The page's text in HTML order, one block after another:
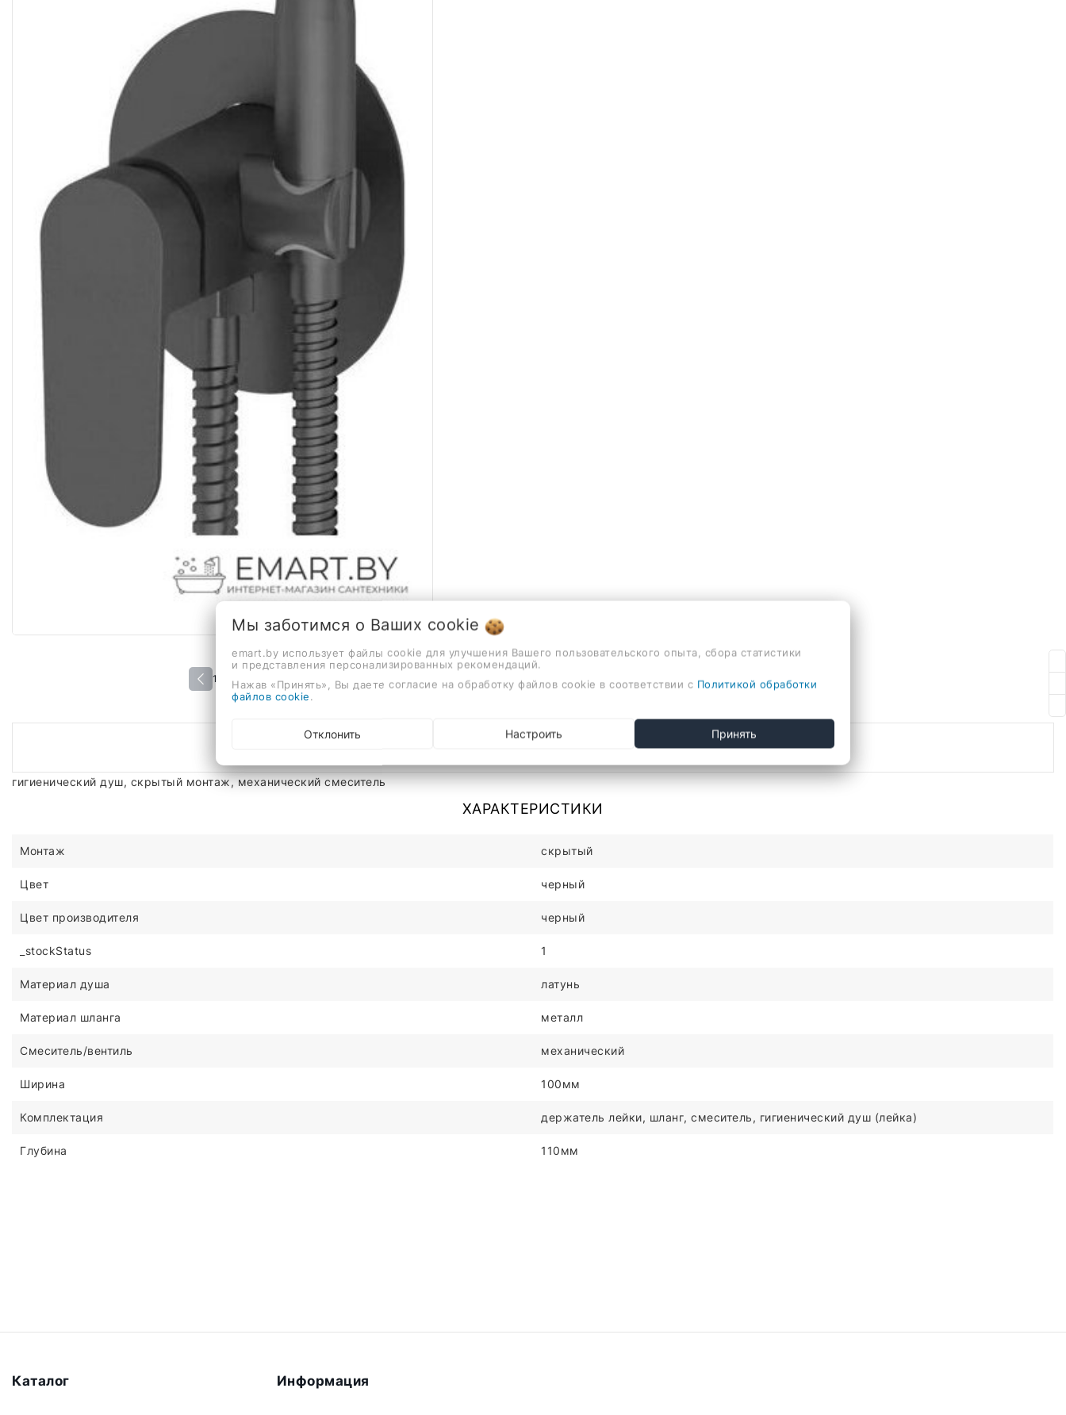
1 / 2
гигиенический душ, скрытый монтаж, механический смеситель
ХАРАКТЕРИСТИКИ
Монтаж скрытый
Цвет черный
Цвет производителя черный
_stockStatus 1
Материал душа латунь
Материал шланга металл
Смеситель/вентиль механический
Ширина 100мм
Комплектация держатель лейки, шланг, смеситель, гигиенический душ (лейка)
Глубина 110мм
Каталог Информация
Мы заботимся о Ваших cookie
emart.by использует файлы cookie для улучшения Вашего пользовательского опыта, сбора статистики
и представления персонализированных рекомендаций.
Нажав «Принять», Вы даете согласие на обработку файлов cookie в соответствии с Политикой обработки
файлов cookie
Отклонить Настроить Принять